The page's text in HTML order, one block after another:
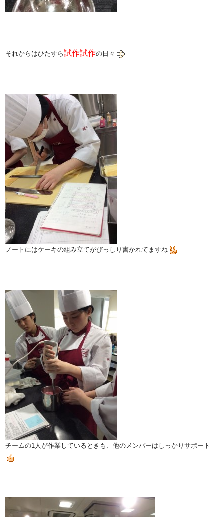
それからはひたすら試作試作の日々
ノートにはケーキの組み立てがびっしり書かれてますね
チームの1人が作業しているときも、他のメンバーはしっかりサポート